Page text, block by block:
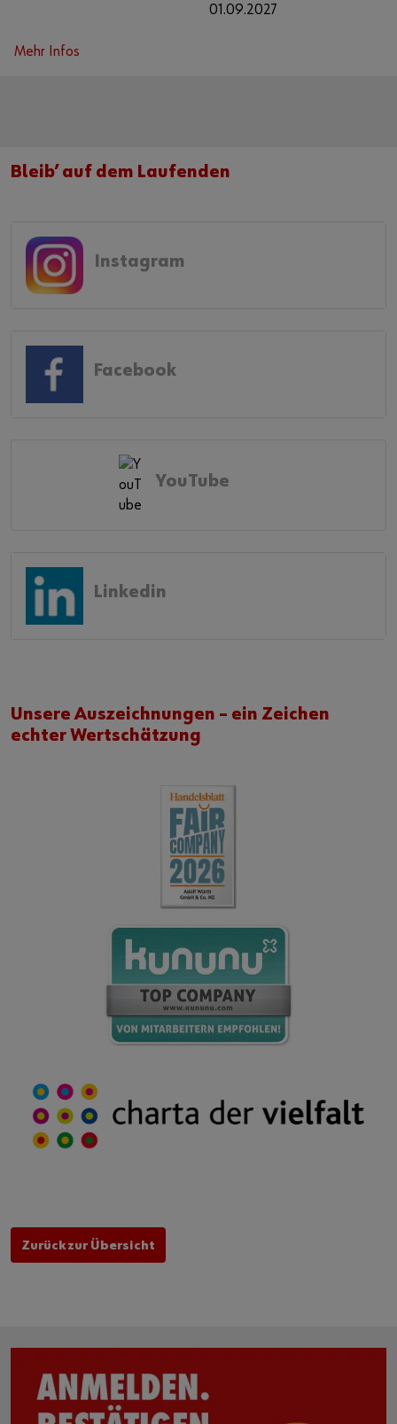
01.09.2027
Mehr Infos
Bleib’ auf dem Laufenden
Instagram
Facebook
YouTube
Linkedin
Unsere Auszeichnungen – ein Zeichen
echter Wertschätzung
Zurück zur Übersicht